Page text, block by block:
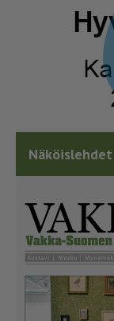
Näköislehdet